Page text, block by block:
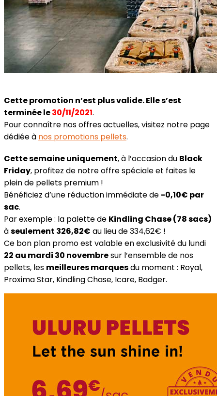
Cette promotion n’est plus valide. Elle s’est
terminée le30/11/2021.
Pour connaître nos offres actuelles, visitez notre page
dédiée à nos promotions pellets.
Cette semaine uniquement, à l’occasion du Black
Friday, profitez de notre offre spéciale et faites le
plein de pellets premium !
Bénéficiez d’une réduction immédiate de -0,10€ par
sac.
Par exemple : la palette de Kindling Chase (78 sacs)
àseulement 326,82€ au lieu de 334,62€ !
Ce bon plan promo est valable en exclusivité du lundi
22 au mardi 30 novembresur l’ensemble de nos
pellets, les meilleures marquesdu moment : Royal,
Proxima Star, Kindling Chase, Icare, Badger.